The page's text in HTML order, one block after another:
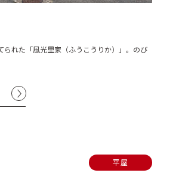
られた「風光里家（ふうこうりか）」。のび
平屋